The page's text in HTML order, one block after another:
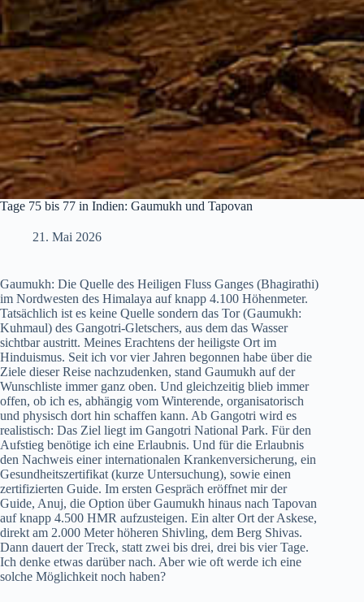
Tage 75 bis 77 in Indien: Gaumukh und Tapovan
21. Mai 2026
Gaumukh: Die Quelle des Heiligen Fluss Ganges (Bhagirathi)
im Nordwesten des Himalaya auf knapp 4.100 Höhenmeter.
Tatsächlich ist es keine Quelle sondern das Tor (Gaumukh:
Kuhmaul) des Gangotri-Gletschers, aus dem das Wasser
sichtbar austritt. Meines Erachtens der heiligste Ort im
Hinduismus. Seit ich vor vier Jahren begonnen habe über die
Ziele dieser Reise nachzudenken, stand Gaumukh auf der
Wunschliste immer ganz oben. Und gleichzeitig blieb immer
offen, ob ich es, abhängig vom Winterende, organisatorisch
und physisch dort hin schaffen kann. Ab Gangotri wird es
realistisch: Das Ziel liegt im Gangotri National Park. Für den
Aufstieg benötige ich eine Erlaubnis. Und für die Erlaubnis
den Nachweis einer internationalen Krankenversicherung, ein
Gesundheitszertifikat (kurze Untersuchung), sowie einen
zertifizierten Guide. Im ersten Gespräch eröffnet mir der
Guide, Anuj, die Option über Gaumukh hinaus nach Tapovan
auf knapp 4.500 HMR aufzusteigen. Ein alter Ort der Askese,
direkt am 2.000 Meter höheren Shivling, dem Berg Shivas.
Dann dauert der Treck, statt zwei bis drei, drei bis vier Tage.
Ich denke etwas darüber nach. Aber wie oft werde ich eine
solche Möglichkeit noch haben?